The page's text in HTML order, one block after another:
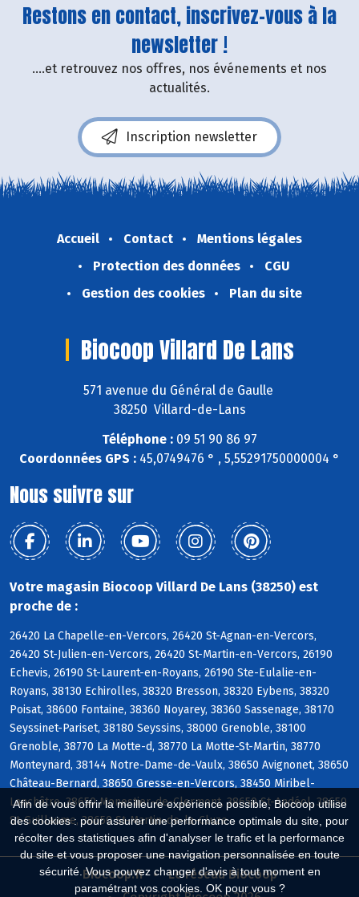
Afin de vous offrir la meilleure expérience possible, Biocoop utilise
des cookies : pour assurer une performance optimale du site, pour
récolter des statistiques afin d'analyser le trafic et la performance
du site et vous proposer une navigation personnalisée en toute
sécurité. Vous pouvez changer d'avis à tout moment en
paramétrant vos cookies. OK pour vous ?
Restons en contact, inscrivez-vous à la
newsletter !
....et retrouvez nos offres, nos événements et nos
actualités.
Inscription newsletter
Accueil Contact
Mentions légales
Protection des données
CGU
Gestion des cookies
Plan du site
Biocoop Villard De Lans
571 avenue du Général de Gaulle
38250 Villard-de-Lans
Téléphone : 09 51 90 86 97
Coordonnées GPS : 45,0749476 ° , 5,55291750000004 °
Nous suivre sur
Votre magasin Biocoop Villard De Lans (38250) est
proche de :
26420 La Chapelle-en-Vercors, 26420 St-Agnan-en-Vercors,
26420 St-Julien-en-Vercors, 26420 St-Martin-en-Vercors, 26190
Echevis, 26190 St-Laurent-en-Royans, 26190 Ste-Eulalie-en-
Royans, 38130 Echirolles, 38320 Bresson, 38320 Eybens, 38320
Poisat, 38600 Fontaine, 38360 Noyarey, 38360 Sassenage, 38170
Seyssinet-Pariset, 38180 Seyssins, 38000 Grenoble, 38100
Grenoble, 38770 La Motte-d, 38770 La Motte-St-Martin, 38770
Monteynard, 38144 Notre-Dame-de-Vaulx, 38650 Avignonet, 38650
Château-Bernard, 38650 Gresse-en-Vercors, 38450 Miribel-
Lanchâtre, 38650 Monestier-de-Clermont, 38650 St-Andéol, 38650
St-Guillaume, 38650 St-Martin-de-la-Cluze
Biocoop.fr
Le réseau Biocoop